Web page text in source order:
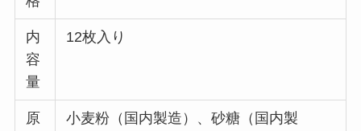
内
容
量
12枚入り
原
小麦粉（国内製造）、砂糖（国内製